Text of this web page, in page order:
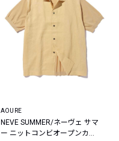
AOURE
NEVE SUMMER/ネーヴェ サマ
ー ニットコンビオープンカラ